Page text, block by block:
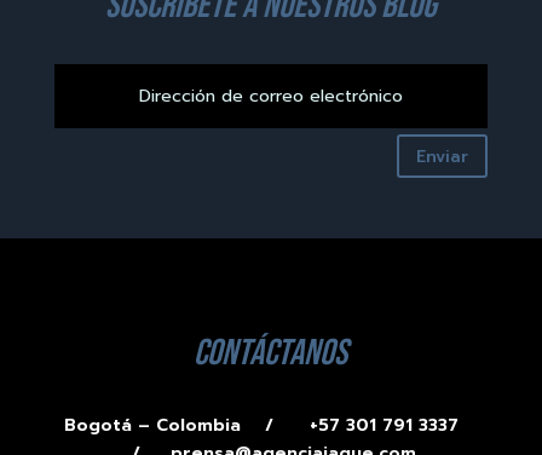
Enviar
contáctanos
Bogotá – Colombia /
+57 301 791 3337